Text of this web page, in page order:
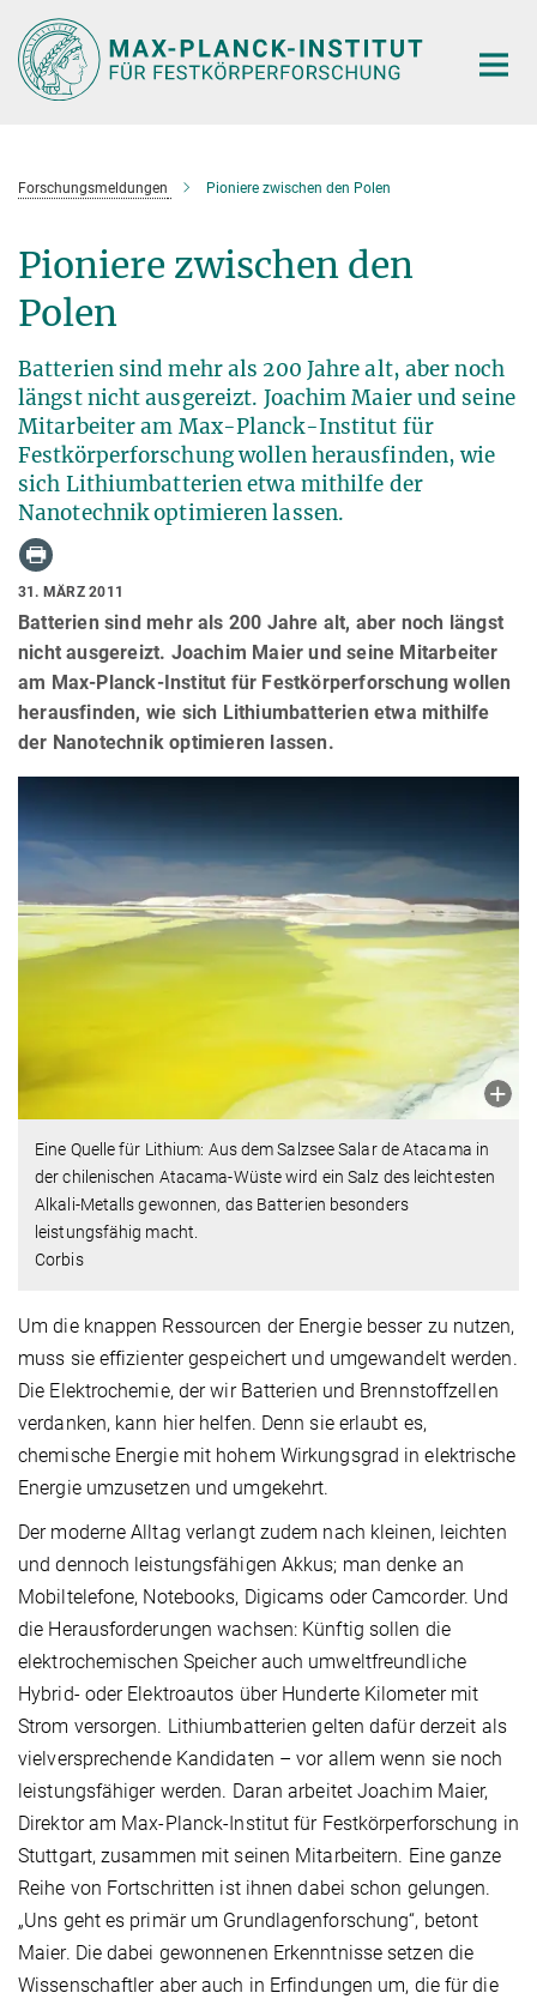
Hauptinhalt
Forschungsmeldungen Pioniere zwischen den Polen
Pioniere zwischen den
Polen
Batterien sind mehr als 200 Jahre alt, aber noch
längst nicht ausgereizt. Joachim Maier und seine
Mitarbeiter am Max-Planck-Institut für
Festkörperforschung wollen herausfinden, wie
sich Lithiumbatterien etwa mit­hilfe der
Nanotechnik optimieren lassen.
31. MÄRZ 2011
Batterien sind mehr als 200 Jahre alt, aber noch längst
nicht ausgereizt. Joachim Maier und seine Mitarbeiter
am Max-Planck-Institut für Festkörperforschung wollen
herausfinden, wie sich Lithiumbatterien etwa mit­hilfe
der Nanotechnik optimieren lassen.
Eine Quelle für Lithium: Aus dem Salzsee Salar de Atacama in
der chilenischen Atacama-Wüste wird ein Salz des leichtesten
Alkali-Metalls gewonnen, das Batterien besonders
leistungsfähig macht.
Corbis
Um die knappen Ressourcen der Energie besser zu nutzen,
muss sie effizienter gespeichert und umgewandelt werden.
Die Elektrochemie, der wir Batterien und Brennstoffzellen
verdanken, kann hier helfen. Denn sie erlaubt es,
chemische Energie mit hohem Wirkungsgrad in elektrische
Energie umzusetzen und umgekehrt.
Der moderne Alltag verlangt zudem nach kleinen, leichten
und dennoch leistungsfähigen Akkus; man denke an
Mobiltelefone, Notebooks, Digicams oder Camcorder. Und
die Herausforderungen wachsen: Künftig sollen die
elektrochemischen Speicher auch umweltfreundliche
Hybrid- oder Elektroautos über Hunderte Kilometer mit
Strom versorgen. Lithiumbatterien gelten dafür derzeit als
vielversprechende Kandidaten – vor allem wenn sie noch
leistungs­fähiger werden. Daran arbeitet Joachim Maier,
Direktor am Max-Planck-Institut für Festkörperforschung in
Stuttgart, zusammen mit seinen Mitarbeitern. Eine ganze
Reihe von Fortschritten ist ihnen dabei schon gelungen.
„Uns geht es primär um Grundlagenforschung“, betont
Maier. Die dabei gewonnenen Erkenntnisse setzen die
Wissenschaftler aber auch in Erfindungen um, die für die